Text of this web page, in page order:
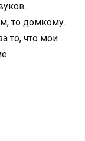
то домкому.
то, что мои